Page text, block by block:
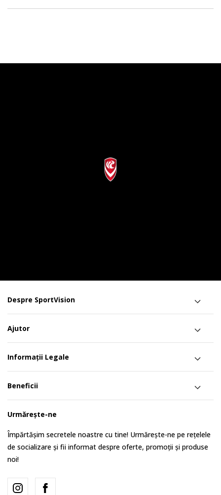
Despre SportVision
Ajutor
Informații Legale
Beneficii
Urmărește-ne
Împărtășim secretele noastre cu tine! Urmărește-ne pe rețelele
de socializare și fii informat despre oferte, promoții și produse
noi!